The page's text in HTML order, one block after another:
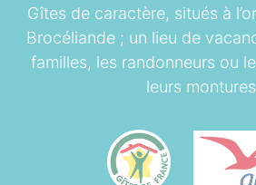
Gîtes de caractère, situés à
Brocéliande ; un lieu de
familles, les randonneurs ou
leurs